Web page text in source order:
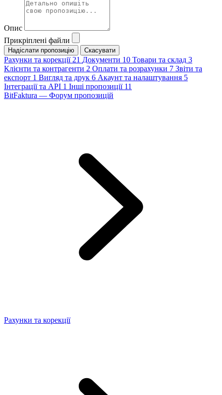
Опис
Прикріплені файли
Скасувати
Рахунки та корекції 21 Документи 10 Товари та склад 3
Клієнти та контрагенти 2 Оплати та розрахунки 7 Звіти та
експорт 1 Вигляд та друк 6 Акаунт та налаштування 5
Інтеграції та API 1 Інші пропозиції 11
BitFaktura — Форум пропозицій
Рахунки та корекції